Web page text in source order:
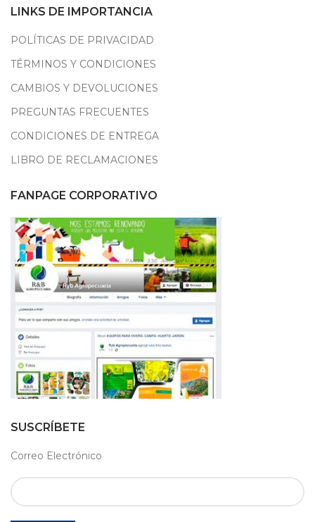
LINKS DE IMPORTANCIA
POLÍTICAS DE PRIVACIDAD
TÉRMINOS Y CONDICIONES
CAMBIOS Y DEVOLUCIONES
PREGUNTAS FRECUENTES
CONDICIONES DE ENTREGA
LIBRO DE RECLAMACIONES
FANPAGE CORPORATIVO
SUSCRÍBETE
Correo Electrónico